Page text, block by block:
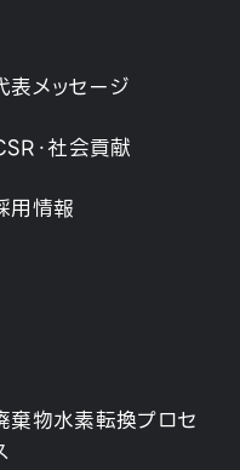
表メッセージ
・社会貢献
用情報
棄物水素転換プロセ